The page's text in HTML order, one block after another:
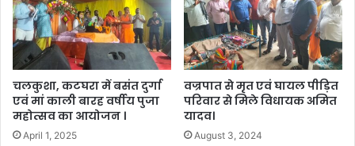
चलकुशा, कटघरा में बसंत दुर्गा
एवं मां काली बारह वर्षीय पुजा
महोत्सव का आयोजन ।
April 1, 2025
वज्रपात से मृत एवं घायल पीड़ित
परिवार से मिले विधायक अमित
यादव।
August 3, 2024